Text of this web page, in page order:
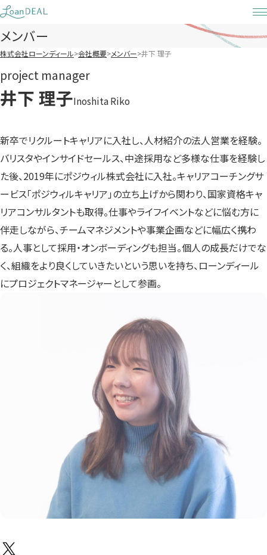
Skip
to
content
メンバー
株式会社ローンディール 会社概要 メンバー 井下 理子
project manager
井下 理子Inoshita Riko
新卒でリクルートキャリアに入社し、人材紹介の法人営業を経験。
バリスタやインサイドセールス、中途採用など多様な仕事を経験し
た後、2019年にポジウィル株式会社に入社。キャリアコーチングサ
ービス「ポジウィルキャリア」の立ち上げから関わり、国家資格キャ
リアコンサルタントも取得。仕事やライフイベントなどに悩む方に
伴走しながら、チームマネジメントや事業企画などに幅広く携わ
る。人事として採用・オンボーディングも担当。個人の成長だけでな
く、組織をより良くしていきたいという思いを持ち、ローンディール
にプロジェクトマネージャーとして参画。
X（新